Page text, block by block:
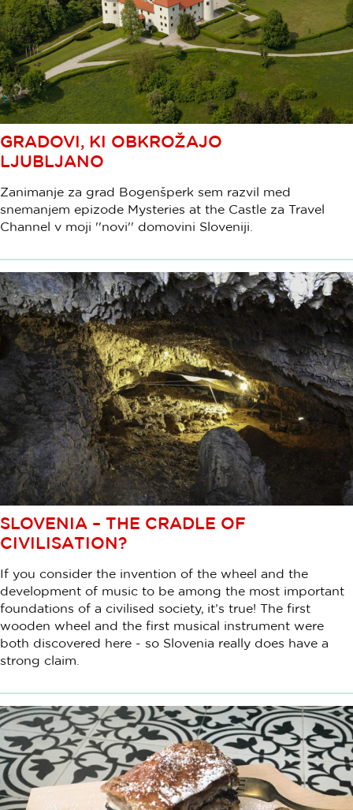
GRADOVI, KI OBKROŽAJO
LJUBLJANO
Zanimanje za grad Bogenšperk sem razvil med
snemanjem epizode Mysteries at the Castle za Travel
Channel v moji ''novi'' domovini Sloveniji.
SLOVENIA – THE CRADLE OF
CIVILISATION?
If you consider the invention of the wheel and the
development of music to be among the most important
foundations of a civilised society, it’s true! The first
wooden wheel and the first musical instrument were
both discovered here - so Slovenia really does have a
strong claim.